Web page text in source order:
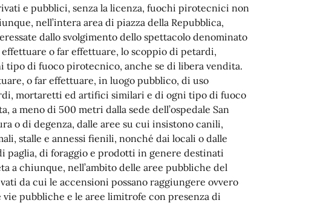
e pubblici, senza la licenza, fuochi pirotecnici non
nell’intera area di piazza della Repubblica,
dallo svolgimento dello spettacolo denominato
effettuare o far effettuare, lo scoppio di petardi,
di fuoco pirotecnico, anche se di libera vendita.
o far effettuare, in luogo pubblico, di uso
mortaretti ed artifici similari e di ogni tipo di fuoco
a meno di 500 metri dalla sede dell’ospedale San
o di degenza, dalle aree su cui insistono canili,
stalle e annessi fienili, nonché dai locali o dalle
paglia, di foraggio e prodotti in genere destinati
a chiunque, nell’ambito delle aree pubbliche del
da cui le accensioni possano raggiungere ovvero
pubbliche e le aree limitrofe con presenza di